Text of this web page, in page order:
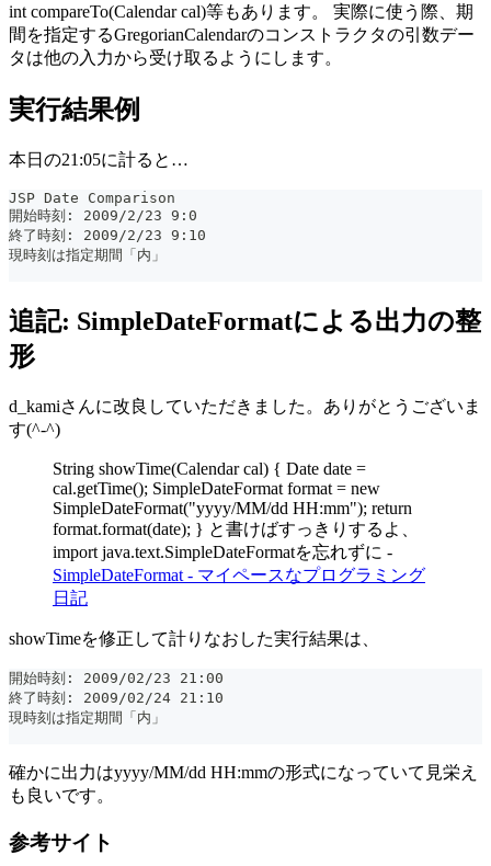
int compareTo(Calendar cal)等もあります。 実際に使う際、期
間を指定するGregorianCalendarのコンストラクタの引数デー
タは他の入力から受け取るようにします。
実行結果例
本日の21:05に計ると…
JSP Date Comparison
開始時刻: 2009/2/23 9:0
終了時刻: 2009/2/23 9:10
現時刻は指定期間「内」
追記: SimpleDateFormatによる出力の整
形
d_kamiさんに改良していただきました。ありがとうございま
す(^-^)
String showTime(Calendar cal) { Date date =
cal.getTime(); SimpleDateFormat format = new
SimpleDateFormat("yyyy/MM/dd HH:mm"); return
format.format(date); } と書けばすっきりするよ、
import java.text.SimpleDateFormatを忘れずに -
SimpleDateFormat - マイペースなプログラミング
日記
showTimeを修正して計りなおした実行結果は、
開始時刻: 2009/02/23 21:00
終了時刻: 2009/02/24 21:10
現時刻は指定期間「内」
確かに出力はyyyy/MM/dd HH:mmの形式になっていて見栄え
も良いです。
参考サイト